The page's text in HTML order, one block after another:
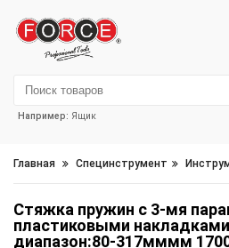
Например: Ящик
Главная Специнструмент
Стяжка пружин с 3-мя
пластиковыми
диапазон:80-317мммм